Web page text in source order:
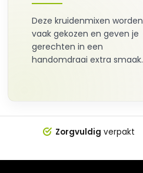
Deze kruidenmixen worden
vaak gekozen en geven je
gerechten in een
handomdraai extra smaak.
Zorgvuldig verpakt